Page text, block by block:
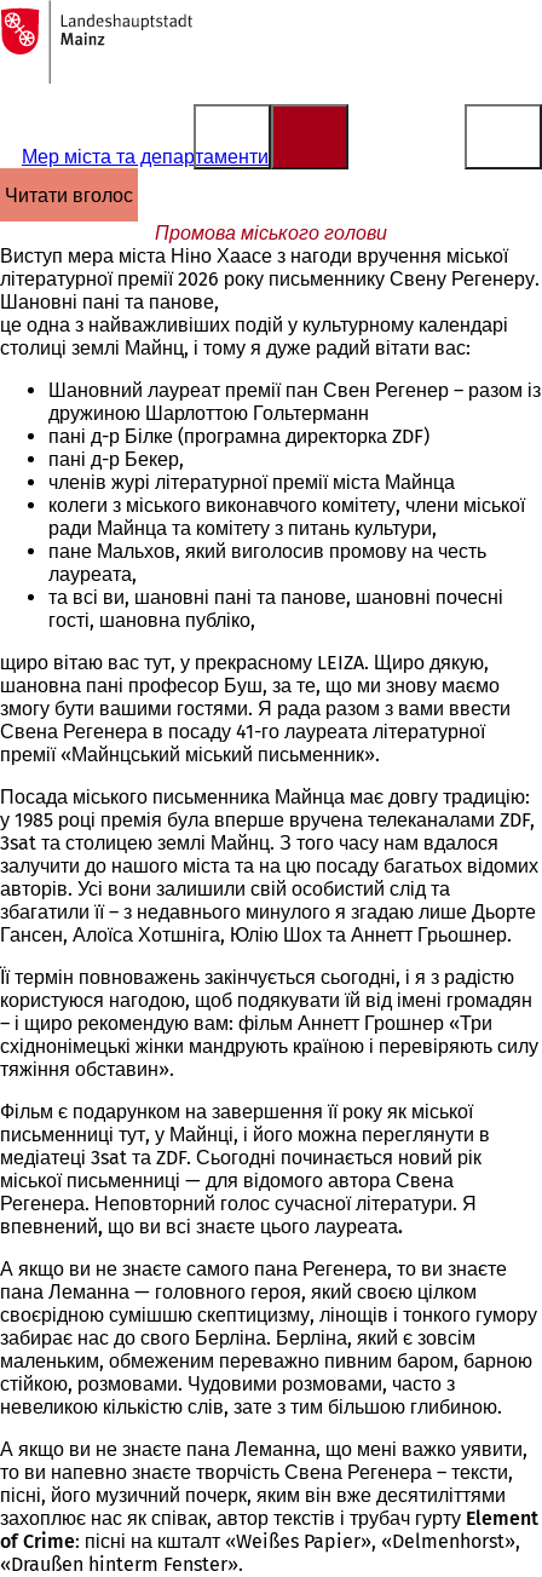
Перейти до змісту
На
головну
сторінку
Мер міста та департаменти
читати вголос
Промова міського голови
Виступ мера міста Ніно Хаасе з нагоди вручення міської
літературної премії 2026 року письменнику Свену Регенеру.
Шановні пані та панове,
це одна з найважливіших подій у культурному календарі
столиці землі Майнц, і тому я дуже радий вітати вас:
Шановний лауреат премії пан Свен Регенер – разом із
дружиною Шарлоттою Гольтерманн
пані д-р Білке (програмна директорка ZDF)
пані д-р Бекер,
членів журі літературної премії міста Майнца
колеги з міського виконавчого комітету, члени міської
ради Майнца та комітету з питань культури,
пане Мальхов, який виголосив промову на честь
лауреата,
та всі ви, шановні пані та панове, шановні почесні
гості, шановна публіко,
щиро вітаю вас тут, у прекрасному LEIZA. Щиро дякую,
шановна пані професор Буш, за те, що ми знову маємо
змогу бути вашими гостями. Я рада разом з вами ввести
Свена Регенера в посаду 41-го лауреата літературної
премії «Майнцський міський письменник».
Посада міського письменника Майнца має довгу традицію:
у 1985 році премія була вперше вручена телеканалами ZDF,
3sat та столицею землі Майнц. З того часу нам вдалося
залучити до нашого міста та на цю посаду багатьох відомих
авторів. Усі вони залишили свій особистий слід та
збагатили її – з недавнього минулого я згадаю лише Дьорте
Гансен, Алоїса Хотшніга, Юлію Шох та Аннетт Грьошнер.
Її термін повноважень закінчується сьогодні, і я з радістю
користуюся нагодою, щоб подякувати їй від імені громадян
– і щиро рекомендую вам: фільм Аннетт Грошнер «Три
східнонімецькі жінки мандрують країною і перевіряють силу
тяжіння обставин».
Фільм є подарунком на завершення її року як міської
письменниці тут, у Майнці, і його можна переглянути в
медіатеці 3sat та ZDF. Сьогодні починається новий рік
міської письменниці — для відомого автора Свена
Регенера. Неповторний голос сучасної літератури. Я
впевнений, що ви всі знаєте цього лауреата.
А якщо ви не знаєте самого пана Регенера, то ви знаєте
пана Леманна — головного героя, який своєю цілком
своєрідною сумішшю скептицизму, лінощів і тонкого гумору
забирає нас до свого Берліна. Берліна, який є зовсім
маленьким, обмеженим переважно пивним баром, барною
стійкою, розмовами. Чудовими розмовами, часто з
невеликою кількістю слів, зате з тим більшою глибиною.
А якщо ви не знаєте пана Леманна, що мені важко уявити,
то ви напевно знаєте творчість Свена Регенера – тексти,
пісні, його музичний почерк, яким він вже десятиліттями
захоплює нас як співак, автор текстів і трубач гурту Element
of Crime: пісні на кшталт «Weißes Papier», «Delmenhorst»,
«Draußen hinterm Fenster».